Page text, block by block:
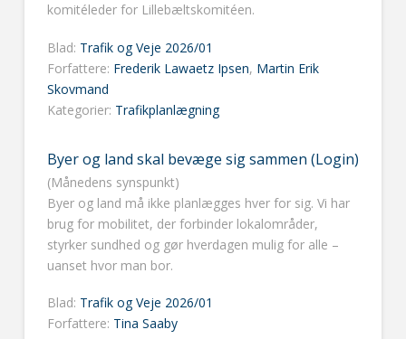
komitéleder for Lillebæltskomitéen.
Blad: Trafik og Veje 2026/01
Forfattere: Frederik Lawaetz Ipsen, Martin Erik
Skovmand
Kategorier: Trafikplanlægning
Byer og land skal bevæge sig sammen (Login)
(Månedens synspunkt)
Byer og land må ikke planlægges hver for sig. Vi har
brug for mobilitet, der forbinder lokalområder,
styrker sundhed og gør hverdagen mulig for alle –
uanset hvor man bor.
Blad: Trafik og Veje 2026/01
Forfattere: Tina Saaby